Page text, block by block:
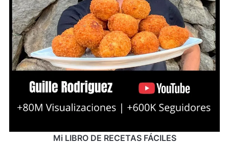
Mi LIBRO DE RECETAS FÁCILES